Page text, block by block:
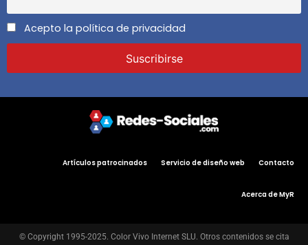
Acepto la política de privacidad
Artículos patrocinados Servicio de diseño web Contacto
Acerca de MyR
© Copyright 1995-2025. Color Vivo Internet SLU. Otros contenidos se cita